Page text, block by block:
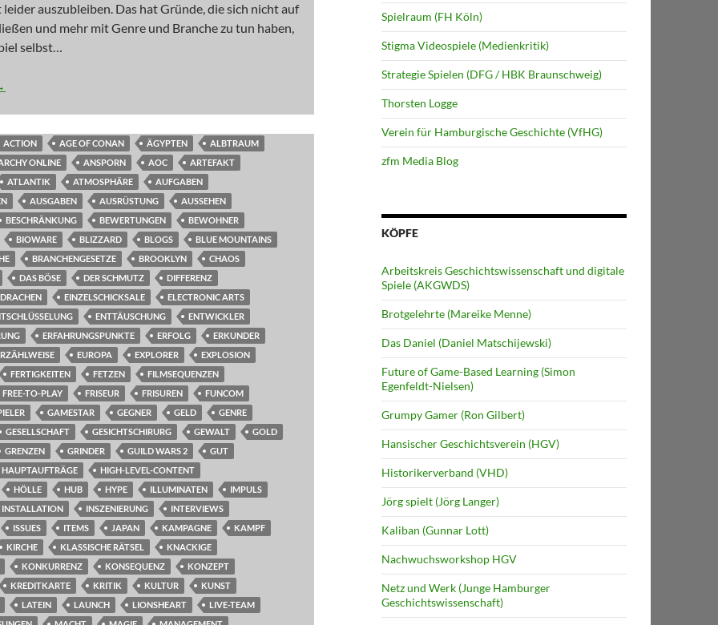
auszubleiben. Das hat Gründe, die sich nicht auf
und mehr mit Genre und Branche zu tun haben,
selbst…
Da wohnt doch was im Schrank
ACTION AGE OF CONAN ÄGYPTEN
ALBTRAUM
ONLINE
ANSPORN AOC
ARTEFAKT
ATLANTIK
ATMOSPHÄRE
AUFGABEN
AUSGABEN AUSRÜSTUNG
AUSSEHEN
BESCHRÄNKUNG
BEWERTUNGEN
BEWOHNER
BIOWARE
BLIZZARD BLOGS
BLUE MOUNTAINS
BRANCHENGESETZE BROOKLYN
CHAOS
DAS BÖSE
DER SCHMUTZ
DIFFERENZ
DRACHEN
EINZELSCHICKSALE
ELECTRONIC ARTS
ENTTÄUSCHUNG
ENTWICKLER
ERFAHRUNGSPUNKTE ERFOLG
ERKUNDER
EUROPA EXPLORER
EXPLOSION
FERTIGKEITEN
FETZEN
FILMSEQUENZEN
FREE-TO-PLAY
FRISEUR FRISUREN
FUNCOM
GAMESTAR GEGNER GELD
GENRE
GESELLSCHAFT
GESICHTSCHIRURG GEWALT
GOLD
GRENZEN
GRINDER GUILD WARS 2
GUT
HAUPTAUFTRÄGE
HIGH-LEVEL-CONTENT
HÖLLE
HUB HYPE ILLUMINATEN
IMPULS
INSTALLATION
INSZENIERUNG
INTERVIEWS
ISSUES
ITEMS JAPAN KAMPAGNE
KAMPF
KIRCHE
KLASSISCHE RÄTSEL
KNACKIGE
KONKURRENZ
KONSEQUENZ
KONZEPT
KREDITKARTE
KRITIK KULTUR
KUNST
LATEIN
LAUNCH LIONSHEART
LIVE-TEAM
Spielraum (FH Köln)
Stigma Videospiele (Medienkritik)
Strategie Spielen (DFG / HBK Braunschweig)
Thorsten Logge
Verein für Hamburgische Geschichte (VfHG)
zfm Media Blog
KÖPFE
Arbeitskreis Geschichtswissenschaft und digitale
Spiele (AKGWDS)
Brotgelehrte (Mareike Menne)
Das Daniel (Daniel Matschijewski)
Future of Game-Based Learning (Simon
Egenfeldt-Nielsen)
Grumpy Gamer (Ron Gilbert)
Hansischer Geschichtsverein (HGV)
Historikerverband (VHD)
Jörg spielt (Jörg Langer)
Kaliban (Gunnar Lott)
Nachwuchsworkshop HGV
Netz und Werk (Junge Hamburger
Geschichtswissenschaft)